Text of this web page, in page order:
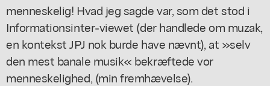
menneskelig! Hvad jeg sagde var, som det stod i
Informationsinter-viewet (der handlede om muzak,
en kontekst JPJ nok burde have nævnt), at »selv
den mest banale musik« bekræftede vor
menneskelighed, (min fremhævelse).